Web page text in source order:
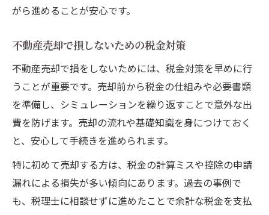
がら進めることが安心です。
不動産売却で損しないための税金対策
不動産売却で損をしないためには、税金対策を早めに行
うことが重要です。売却前から税金の仕組みや必要書類
を準備し、シミュレーションを繰り返すことで意外な出
費を防げます。売却の流れや基礎知識を身につけておく
と、安心して手続きを進められます。
特に初めて売却する方は、税金の計算ミスや控除の申請
漏れによる損失が多い傾向にあります。過去の事例で
も、税理士に相談せずに進めたことで余計な税金を支払